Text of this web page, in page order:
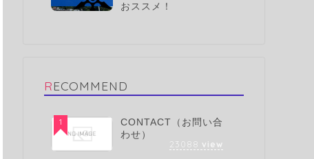
おススメ！
RECOMMEND
1
CONTACT（お問い合
わせ）
23088 view